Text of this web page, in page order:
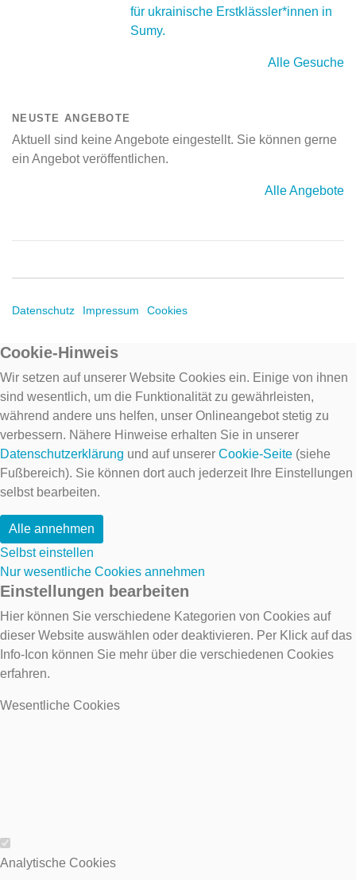
für ukrainische Erstklässler*innen in
Sumy.
Alle Gesuche
NEUSTE ANGEBOTE
Aktuell sind keine Angebote eingestellt. Sie können gerne
ein Angebot veröffentlichen.
Alle Angebote
Datenschutz Impressum Cookies
Cookie-Hinweis
Wir setzen auf unserer Website Cookies ein. Einige von ihnen
sind wesentlich, um die Funktionalität zu gewährleisten,
während andere uns helfen, unser Onlineangebot stetig zu
verbessern. Nähere Hinweise erhalten Sie in unserer
Datenschutzerklärung und auf unserer Cookie-Seite (siehe
Fußbereich). Sie können dort auch jederzeit Ihre Einstellungen
selbst bearbeiten.
Alle annehmen
Selbst einstellen
Nur wesentliche Cookies annehmen
Einstellungen bearbeiten
Hier können Sie verschiedene Kategorien von Cookies auf
dieser Website auswählen oder deaktivieren. Per Klick auf das
Info-Icon können Sie mehr über die verschiedenen Cookies
erfahren.
Wesentliche Cookies
Wesentliche Cookies
Analytische Cookies